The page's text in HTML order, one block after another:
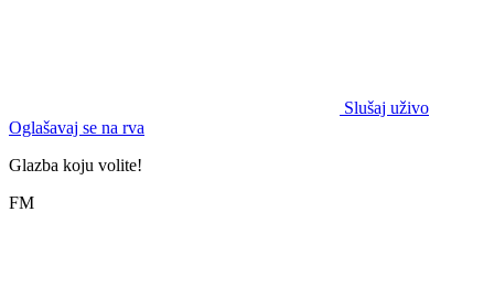
Slušaj uživo
Oglašavaj se na rva
Glazba koju volite!
FM